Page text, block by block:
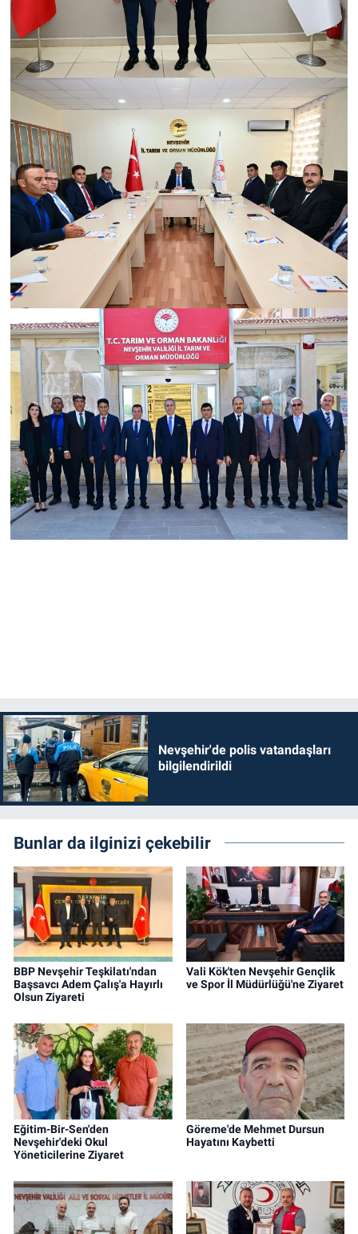
Nevşehir'de polis vatandaşları
bilgilendirildi
Bunlar da ilginizi çekebilir
BBP Nevşehir Teşkilatı'ndan
Başsavcı Adem Çalış'a Hayırlı
Olsun Ziyareti
Vali Kök'ten Nevşehir Gençlik
ve Spor İl Müdürlüğü'ne Ziyaret
Eğitim-Bir-Sen'den
Nevşehir'deki Okul
Yöneticilerine Ziyaret
Göreme'de Mehmet Dursun
Hayatını Kaybetti